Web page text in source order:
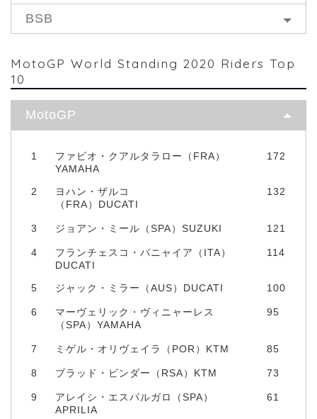
BSB
MotoGP World Standing 2020 Riders Top
10
MotoGP
1
ファビオ・クアルタラロー（FRA）
YAMAHA
172
2
ヨハン・ザルコ
（FRA）DUCATI
132
3 ジョアン・ミール（SPA）SUZUKI 121
4
フランチェスコ・バニャイア（ITA）
DUCATI
114
5 ジャック・ミラー（AUS）DUCATI 100
6
マーヴェリック・ヴィニャーレス
（SPA）YAMAHA
95
7 ミゲル・オリヴェイラ（POR）KTM 85
8 ブラッド・ビンダー（RSA）KTM 73
9
アレイシ・エスパルガロ（SPA）
APRILIA
61